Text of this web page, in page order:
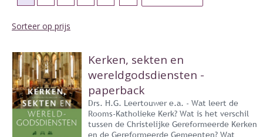
Sorteer op prijs
Kerken, sekten en
wereldgodsdiensten -
paperback
Drs. H.G. Leertouwer e.a. - Wat leert de
Rooms-Katholieke Kerk? Wat is het verschil
tussen de Christelijke Gereformeerde Kerken
en de Gereformeerde Gemeenten? Wat